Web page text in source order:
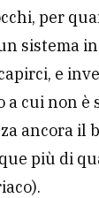
per
sistema
e
a cui non è
ancora il
più di